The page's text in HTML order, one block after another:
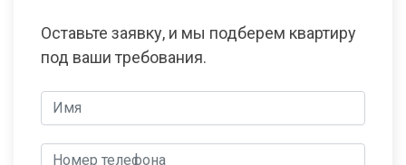
Оставьте заявку, и мы подберем квартиру
под ваши требования.